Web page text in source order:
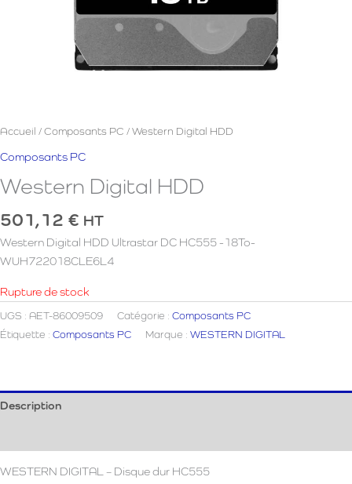
Accueil / Composants PC / Western Digital HDD
Composants PC
Western Digital HDD
501,12 € HT
Western Digital HDD Ultrastar DC HC555 -18To-
WUH722018CLE6L4
Rupture de stock
UGS : AET-86009509 Catégorie : Composants PC
Étiquette : Composants PC Marque : WESTERN DIGITAL
Description
WESTERN DIGITAL – Disque dur HC555